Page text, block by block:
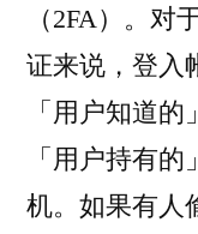
（2FA）。
证来说，登入
「用户知道
「用户持有
机。如果有人